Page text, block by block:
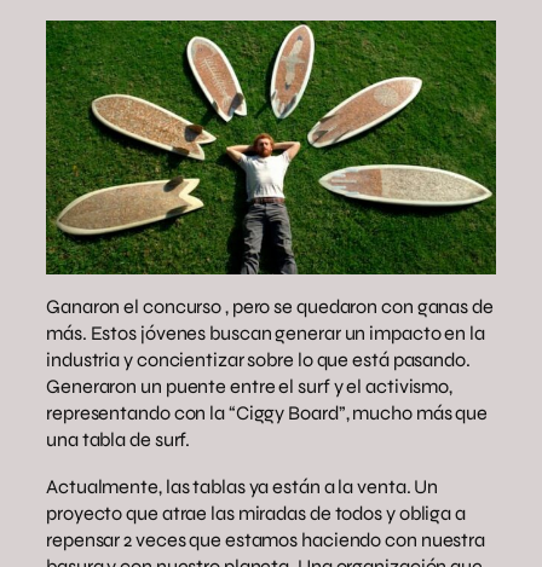
Ganaron el concurso , pero se quedaron con ganas de
más. Estos jóvenes buscan generar un impacto en la
industria y concientizar sobre lo que está pasando.
Generaron un puente entre el surf y el activismo,
representando con la “Ciggy Board”, mucho más que
una tabla de surf.
Actualmente, las tablas ya están a la venta. Un
proyecto que atrae las miradas de todos y obliga a
repensar 2 veces que estamos haciendo con nuestra